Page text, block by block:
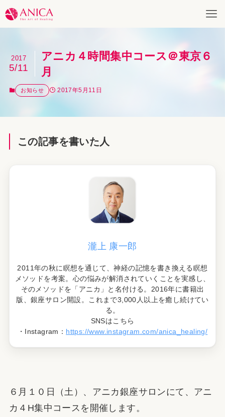
アニカ４時間集中コース＠東京６
月
2017
5/11
お知らせ 2017年5月11日
この記事を書いた人
瀧上 康一郎
2011年の秋に瞑想を通じて、神経の記憶を書き換える瞑想
メソッドを考案。心の悩みが解消されていくことを実感し、
そのメソッドを「アニカ」と名付ける。2016年に書籍出
版、銀座サロン開設。これまで3,000人以上を癒し続けてい
る。
SNSはこちら
・Instagram： https://www.instagram.com/anica_healing/
６月１０日（土）、アニカ銀座サロンにて、アニ
カ４H集中コースを開催します。